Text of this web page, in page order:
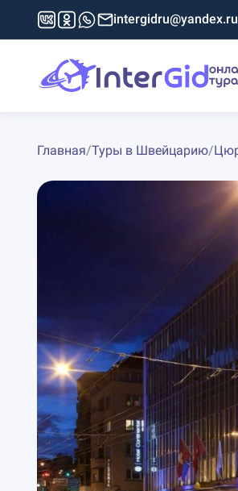
intergidru@yandex.ru
Главная/Туры в Швейцарию/